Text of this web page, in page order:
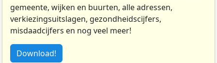
gemeente, wijken en buurten, alle adressen,
verkiezingsuitslagen, gezondheidscijfers,
misdaadcijfers en nog veel meer!
Download!